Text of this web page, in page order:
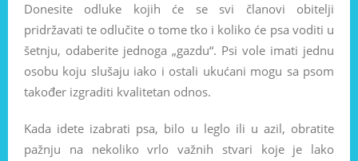
Donesite odluke kojih će se svi članovi obitelji
pridržavati te odlučite o tome tko i koliko će psa voditi u
šetnju, odaberite jednoga „gazdu“. Psi vole imati jednu
osobu koju slušaju iako i ostali ukućani mogu sa psom
također izgraditi kvalitetan odnos.
Kada idete izabrati psa, bilo u leglo ili u azil, obratite
pažnju na nekoliko vrlo važnih stvari koje je lako